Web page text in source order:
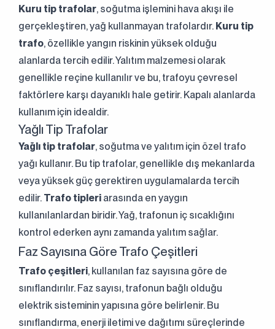
Kuru tip trafolar, soğutma işlemini hava akışı ile
gerçekleştiren, yağ kullanmayan trafolardır. Kuru tip
trafo, özellikle yangın riskinin yüksek olduğu
alanlarda tercih edilir. Yalıtım malzemesi olarak
genellikle reçine kullanılır ve bu, trafoyu çevresel
faktörlere karşı dayanıklı hale getirir. Kapalı alanlarda
kullanım için idealdir.
Yağlı Tip Trafolar
Yağlı tip trafolar, soğutma ve yalıtım için özel trafo
yağı kullanır. Bu tip trafolar, genellikle dış mekanlarda
veya yüksek güç gerektiren uygulamalarda tercih
edilir. Trafo tipleri arasında en yaygın
kullanılanlardan biridir. Yağ, trafonun iç sıcaklığını
kontrol ederken aynı zamanda yalıtım sağlar.
Faz Sayısına Göre Trafo Çeşitleri
Trafo çeşitleri, kullanılan faz sayısına göre de
sınıflandırılır. Faz sayısı, trafonun bağlı olduğu
elektrik sisteminin yapısına göre belirlenir. Bu
sınıflandırma, enerji iletimi ve dağıtımı süreçlerinde